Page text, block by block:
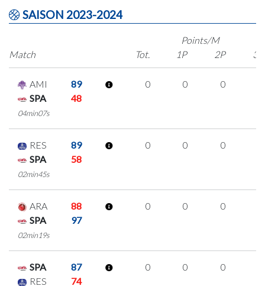
SAISON 2023-2024
Match
Points/M
Tot.
1P 2P 3P
AMI
89
SPA
48
04min07s
0 0 0
RES
89
SPA
58
02min45s
0 0 0
ARA
88
SPA
97
02min19s
0 0 0
SPA
87
RES
74
0 0 0